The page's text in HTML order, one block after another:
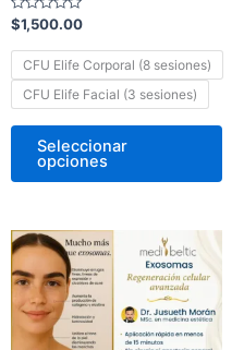
Valorado
con
0
de
$1,500.00
CFU Elife Corporal (8 sesiones)
CFU Elife Facial (3 sesiones)
Seleccionar
opciones